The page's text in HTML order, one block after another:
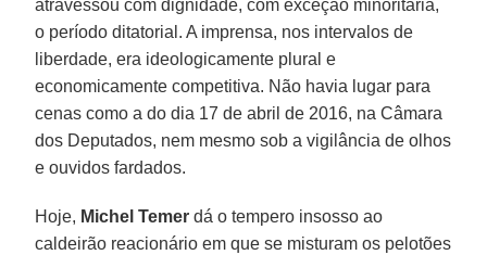
atravessou com dignidade, com exceção minoritária,
o período ditatorial. A imprensa, nos intervalos de
liberdade, era ideologicamente plural e
economicamente competitiva. Não havia lugar para
cenas como a do dia 17 de abril de 2016, na Câmara
dos Deputados, nem mesmo sob a vigilância de olhos
e ouvidos fardados.
Hoje, Michel Temer dá o tempero insosso ao
caldeirão reacionário em que se misturam os pelotões